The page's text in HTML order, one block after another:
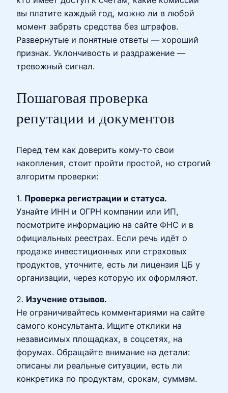
вы платите каждый год, можно ли в любой
момент забрать средства без штрафов.
Развернутые и понятные ответы — хороший
признак. Уклончивость и раздражение —
тревожный сигнал.
Пошаговая проверка
репутации и документов
Перед тем как доверить кому‑то свои
накопления, стоит пройти простой, но строгий
алгоритм проверки:
1. Проверка регистрации и статуса.
Узнайте ИНН и ОГРН компании или ИП,
посмотрите информацию на сайте ФНС и в
официальных реестрах. Если речь идёт о
продаже инвестиционных или страховых
продуктов, уточните, есть ли лицензия ЦБ у
организации, через которую их оформляют.
2. Изучение отзывов.
Не ограничивайтесь комментариями на сайте
самого консультанта. Ищите отклики на
независимых площадках, в соцсетях, на
форумах. Обращайте внимание на детали:
описаны ли реальные ситуации, есть ли
конкретика по продуктам, срокам, суммам.